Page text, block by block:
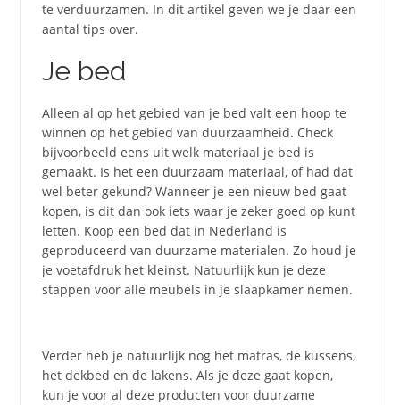
te verduurzamen. In dit artikel geven we je daar een
aantal tips over.
Je bed
Alleen al op het gebied van je bed valt een hoop te
winnen op het gebied van duurzaamheid. Check
bijvoorbeeld eens uit welk materiaal je bed is
gemaakt. Is het een duurzaam materiaal, of had dat
wel beter gekund? Wanneer je een nieuw bed gaat
kopen, is dit dan ook iets waar je zeker goed op kunt
letten. Koop een bed dat in Nederland is
geproduceerd van duurzame materialen. Zo houd je
je voetafdruk het kleinst. Natuurlijk kun je deze
stappen voor alle meubels in je slaapkamer nemen.
Verder heb je natuurlijk nog het matras, de kussens,
het dekbed en de lakens. Als je deze gaat kopen,
kun je voor al deze producten voor duurzame